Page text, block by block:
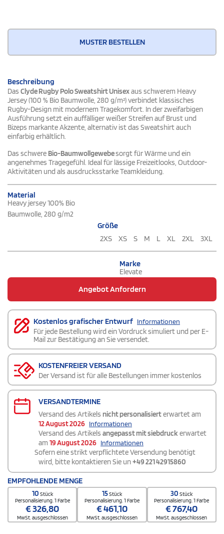
MUSTER BESTELLEN
Beschreibung
Das Clyde Rugby Polo Sweatshirt Unisexaus schwerem Heavy
Jersey (100 % Bio Baumwolle, 280 g/m²) verbindet klassisches
Rugby-Design mit modernem Tragekomfort. In der zweifarbigen
Ausführung setzt ein auffälliger weißer Streifen auf Brust und
Bizeps markante Akzente, alternativ ist das Sweatshirt auch
einfarbig erhältlich.
Das schwere Bio-Baumwollgewebesorgt für Wärme und ein
angenehmes Tragegefühl. Ideal für lässige Freizeitlooks, Outdoor-
Aktivitäten und als ausdrucksstarke Teamkleidung.
Material
Heavy jersey 100% Bio
Baumwolle, 280 g/m2
Größe
2XS
XS S M L XL 2XL 3XL
Marke
Elevate
Angebot Anfordern
Kostenlos grafischer Entwurf Informationen
Für jede Bestellung wird ein Vordruck simuliert und per E-
Mail zur Bestätigung an Sie versendet.
KOSTENFREIER VERSAND
Der Versand ist für alle Bestellungen immer kostenlos
VERSANDTERMINE
Versand des Artikels nicht personalisierterwartet am
12 August 2026 Informationen
Versand des Artikels angepasst mit siebdruckerwartet
am 19 August 2026 Informationen
Sofern eine strikt verpflichtete Versendung benötigt
wird, bitte kontaktieren Sie un+49 221 42915860
EMPFOHLENDE MENGE
10 Stück
Personalisierung. 1 Farbe
€326,80
MwSt. ausgeschlossen
15Stück
Personalisierung. 1 Farbe
€461,10
MwSt. ausgeschlossen
30Stück
Personalisierung. 1 Farbe
€767,40
MwSt. ausgeschlossen